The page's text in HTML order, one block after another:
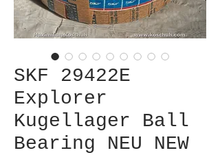
SKF 29422E
Explorer
Kugellager Ball
Bearing NEU NEW